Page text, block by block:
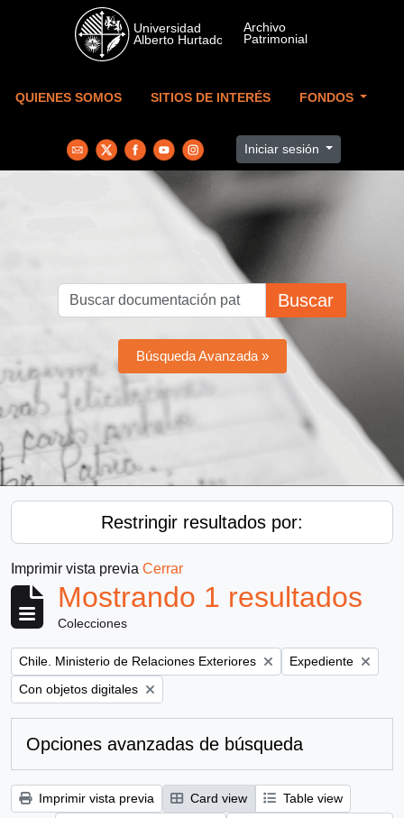
Skip to main content
QUIENES SOMOS SITIOS DE INTERÉS FONDOS
Iniciar sesión
Buscar
Búsqueda Avanzada »
Restringir resultados por:
Imprimir vista previa Cerrar
Mostrando 1 resultados
Colecciones
Remove filter:
Chile. Ministerio de Relaciones Exteriores Remove filter:
Expediente
Remove filter:
Con objetos digitales
Opciones avanzadas de búsqueda
Imprimir vista previa Card view
Table view